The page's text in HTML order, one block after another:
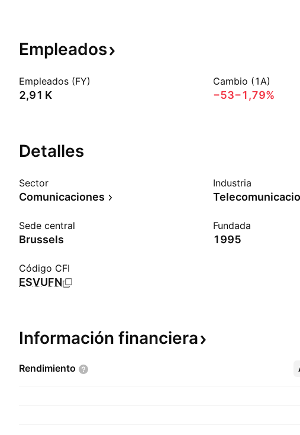
Empleados
Empleados (FY)
‪2,91 K‬
Cambio (1A)
−53−1,79%
Detalles
Sector
Comunicaciones
Industria
Sede central
Brussels
Fundada
1995
Código CFI
ESVUFN
Información financiera
Rendimiento